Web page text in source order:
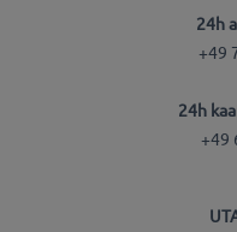
24h
+49
24h
+49